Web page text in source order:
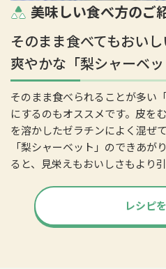
美味しい食べ方のご
そのまま食べてもおいし
爽やかな「梨シャーベ
そのまま食べられることが多い
にするのもオススメです。皮を
を溶かしたゼラチンによく混ぜ
「梨シャーベット」のできあが
ると、見栄えもおいしさもより引
レシピ